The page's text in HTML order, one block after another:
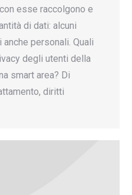
esse raccolgono e
di dati: alcuni
personali. Quali
degli utenti della
smart area? Di
diritti